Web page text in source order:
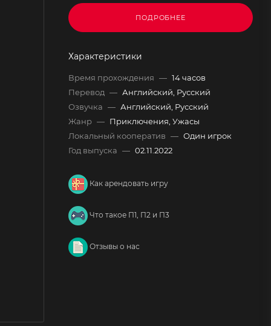
ПОДРОБНЕЕ
Характеристики
Время прохождения — 14 часов
Перевод — Английский, Русский
Озвучка — Английский, Русский
Жанр — Приключения, Ужасы
Локальный кооператив — Один игрок
Год выпуска — 02.11.2022
Как арендовать игру
Что такое П1, П2 и П3
Отзывы о нас